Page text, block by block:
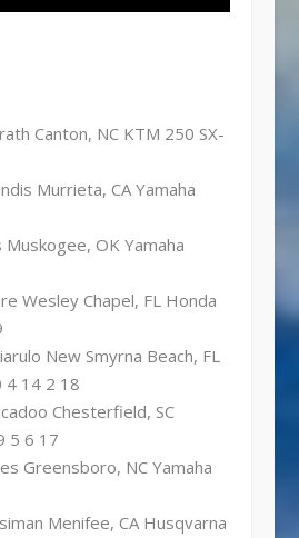
Canton, NC KTM 250 SX-
Murrieta, CA Yamaha
OK Yamaha
Wesley Chapel, FL Honda
New Smyrna Beach, FL
4 14 2 18
Chesterfield, SC
5 6 17
Greensboro, NC Yamaha
Menifee, CA Husqvarna